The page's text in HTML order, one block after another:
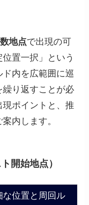
地点で出現の可
置一択」という
内を広範囲に巡
繰り返すことが必
ポイントと、推
内します。
開始地点）
な位置と周回ル